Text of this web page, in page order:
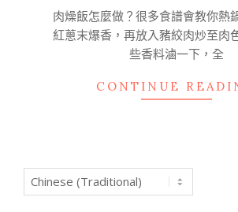
30
肉燥飯怎麼做？很多食譜會教你熱
紅蔥末爆香，再放入豬絞肉炒至肉
些香料滷一下，全
CONTINUE